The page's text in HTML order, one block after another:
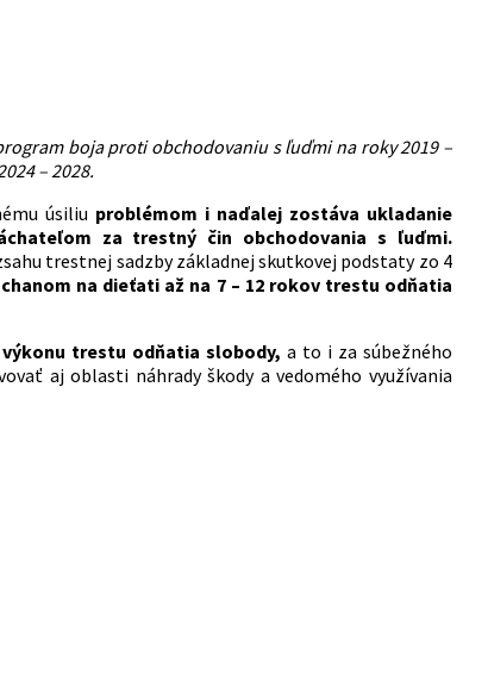
boja proti obchodovaniu s ľuďmi na roky 2019 –
– 2028.
úsiliu problémom i naďalej zostáva ukladanie
za trestný čin obchodovania s ľuďmi.
trestnej sadzby základnej skutkovej podstaty zo 4
na dieťati až na 7 – 12 rokov trestu odňatia
trestu odňatia slobody, a to i za súbežného
aj oblasti náhrady škody a vedomého využívania